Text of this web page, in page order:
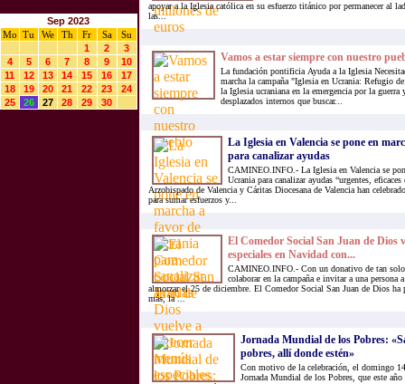
Sep 2023
Mo
Tu We Th Fr Sa
Su
1
2
3
4
5 6 7 8 9
10
11
12 13 14 15 16
17
18
19 20 21 22 23
24
25
26 27 28 29 30
apoyar a la Iglesia católica en su esfuerzo titánico por permanecer al
las...
Vamos a estar siempre con nuestro
La fundación pontificia Ayuda a la Iglesia
marcha la campaña "Iglesia en Ucrania: Refugio
la Iglesia ucraniana en la emergencia por la
desplazados internos que buscar...
La Iglesia en Valencia se pone en
para canalizar ayudas
CAMINEO.INFO.- La Iglesia en Valencia se
Ucrania para canalizar ayudas “urgentes,
Arzobispado de Valencia y Cáritas Diocesana de Valencia han
para sumar esfuerzos y...
El Comedor Social San Juan de Dios
especiales en Navidad con...
CAMINEO.INFO.- Con un donativo de tan solo
colaborar en la campaña e invitar a una persona
almorzar el 25 de diciembre. El Comedor Social San Juan de Dios ha
más, la ...
Jornada Mundial de los Pobres:
pobres, allí donde estén»
Con motivo de la celebración, el domingo
Jornada Mundial de los Pobres, que este